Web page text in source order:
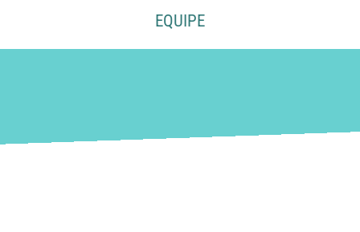
EQUIPE